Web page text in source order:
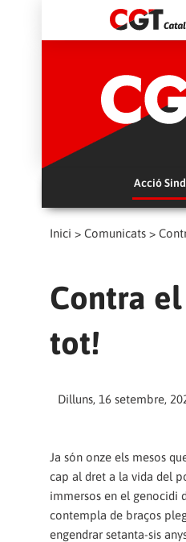
Acció
Inici > Comunicats >
Contra
tot!
Dilluns, 16 setembre,
Ja són onze els mesos
cap al dret a la vida del
immersos en el genocidi
contempla de braços
engendrar setanta-sis